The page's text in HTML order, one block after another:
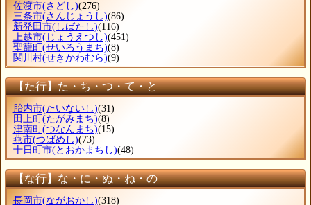
佐渡市(さどし)(276)
三条市(さんじょうし)(86)
新発田市(しばたし)(116)
上越市(じょうえつし)(451)
聖籠町 (せいろうまち)(8)
関川村(せきかわむら)(9)
【た行】た・ち・つ・て・と
胎内市(たいないし)(31)
田上町 (たがみまち)(8)
津南町 (つなんまち)(15)
燕市(つばめし)(73)
十日町市(とおかまちし)(48)
【な行】な・に・ぬ・ね・の
長岡市(ながおかし)(318)